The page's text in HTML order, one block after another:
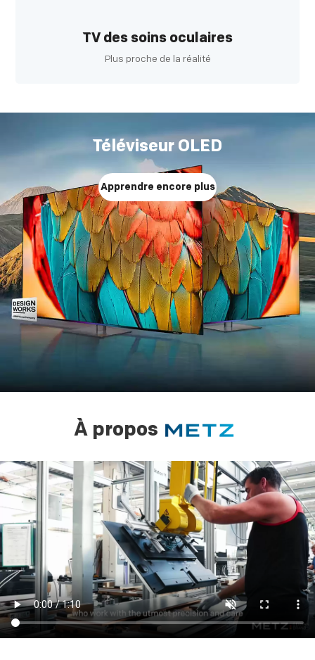
TV des soins oculaires
Plus proche de la réalité
Téléviseur OLED
Apprendre encore plus
À propos